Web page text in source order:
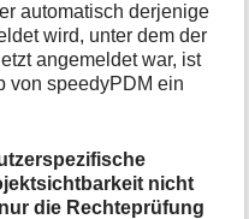
automatisch derjenige
wird, unter dem der
angemeldet war, ist
von speedyPDM ein
nicht
die Rechteprüfung